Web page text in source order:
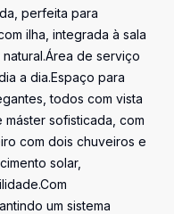
perfeita para
ilha, integrada à sala
de serviço
a dia.Espaço para
todos com vista
sofisticada, com
com dois chuveiros e
solar,
um sistema